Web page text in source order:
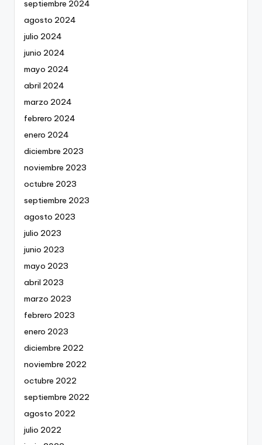
septiembre 2024
agosto 2024
julio 2024
junio 2024
mayo 2024
abril 2024
marzo 2024
febrero 2024
enero 2024
diciembre 2023
noviembre 2023
octubre 2023
septiembre 2023
agosto 2023
julio 2023
junio 2023
mayo 2023
abril 2023
marzo 2023
febrero 2023
enero 2023
diciembre 2022
noviembre 2022
octubre 2022
septiembre 2022
agosto 2022
julio 2022